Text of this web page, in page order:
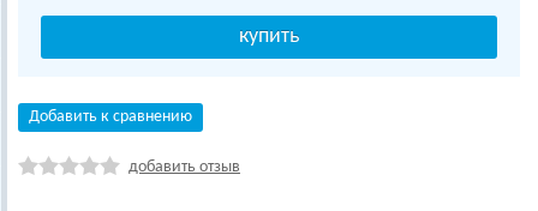
Добавить к сравнению
добавить отзыв